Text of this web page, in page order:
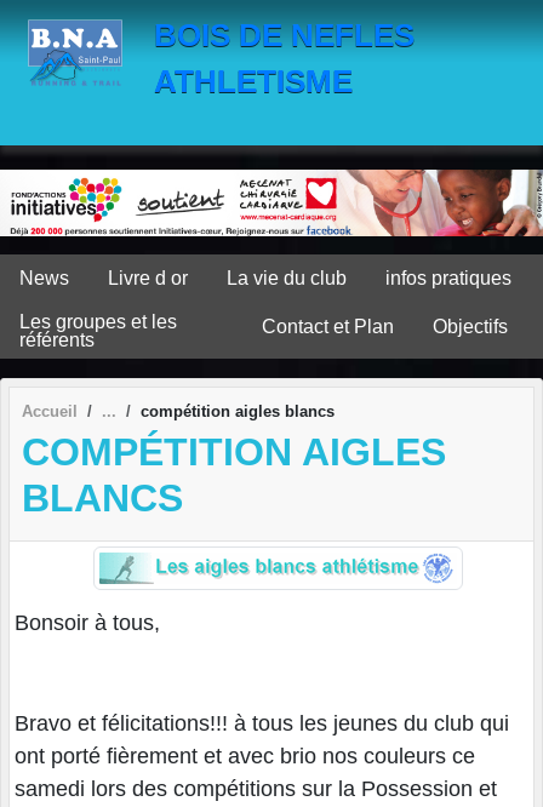
BOIS DE NEFLES
ATHLETISME
News Livre d or La vie du club infos pratiques
Les groupes et les
référents
Contact et Plan Objectifs
Accueil compétition aigles blancs
COMPÉTITION AIGLES
BLANCS
Bonsoir à tous,
Bravo et félicitations!!! à tous les jeunes du club qui
ont porté fièrement et avec brio nos couleurs ce
samedi lors des compétitions sur la Possession et